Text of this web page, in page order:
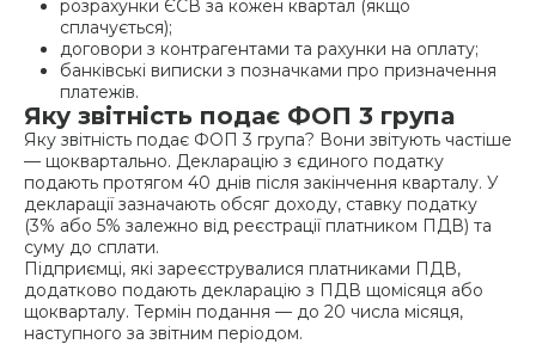
розрахунки ЄСВ за кожен квартал (якщо
сплачується);
договори з контрагентами та рахунки на оплату;
банківські виписки з позначками про призначення
платежів.
Яку звітність подає ФОП 3 група
Яку звітність подає ФОП 3 група? Вони звітують частіше
— щоквартально. Декларацію з єдиного податку
подають протягом 40 днів після закінчення кварталу. У
декларації зазначають обсяг доходу, ставку податку
(3% або 5% залежно від реєстрації платником ПДВ) та
суму до сплати.
Підприємці, які зареєструвалися платниками ПДВ,
додатково подають декларацію з ПДВ щомісяця або
щокварталу. Термін подання — до 20 числа місяця,
наступного за звітним періодом.